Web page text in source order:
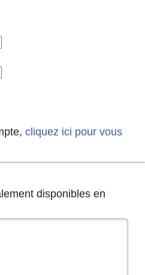
cliquez ici pour vous
disponibles en